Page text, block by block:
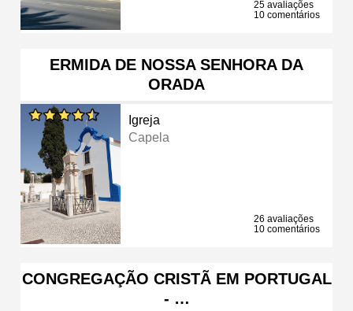
25 avaliações
10 comentários
ERMIDA DE NOSSA SENHORA DA
ORADA
Igreja
Capela
26 avaliações
10 comentários
CONGREGAÇÃO CRISTÃ EM PORTUGAL
- …